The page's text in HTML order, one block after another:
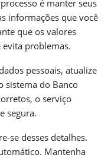
é manter seus
informações que você
que os valores
evita problemas.
pessoais, atualize
sistema do Banco
o serviço
segura.
se desses detalhes.
Mantenha